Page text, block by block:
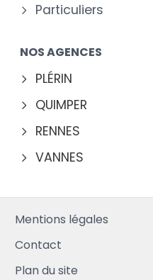
Particuliers
NOS AGENCES
PLÉRIN
QUIMPER
RENNES
VANNES
Mentions légales
Contact
Plan du site